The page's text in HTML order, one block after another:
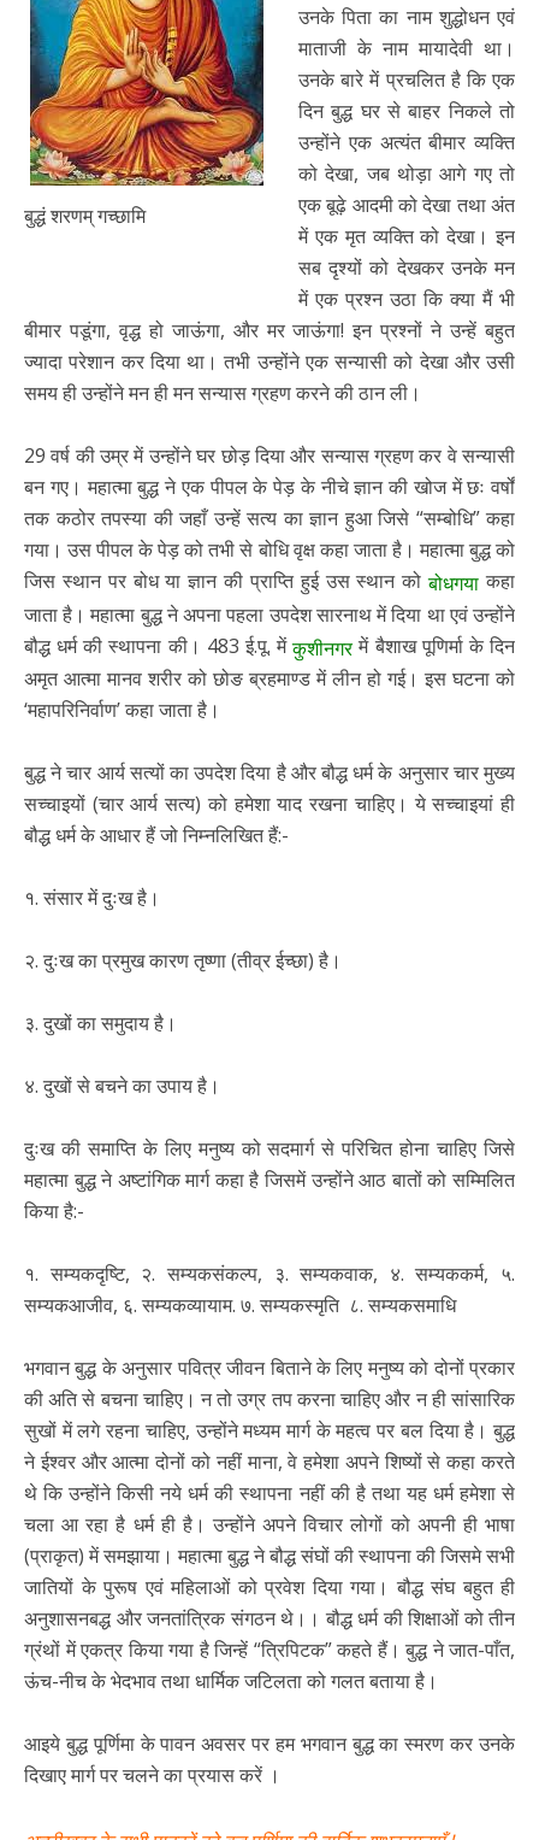
बुद्धं शरणम् गच्छामि
उनके पिता का नाम शुद्धोधन एवं
माताजी के नाम मायादेवी था।
उनके बारे में प्रचलित है कि एक
दिन बुद्ध घर से बाहर निकले तो
उन्होंने एक अत्यंत बीमार व्यक्ति
को देखा, जब थोड़ा आगे गए तो
एक बूढ़े आदमी को देखा तथा अंत
में एक मृत व्यक्ति को देखा। इन
सब दृश्यों को देखकर उनके मन
में एक प्रश्न उठा कि क्या मैं भी
बीमार पडूंगा, वृद्ध हो जाऊंगा, और मर जाऊंगा! इन प्रश्नों ने उन्हें बहुत
ज्यादा परेशान कर दिया था। तभी उन्होंने एक सन्यासी को देखा और उसी
समय ही उन्होंने मन ही मन सन्यास ग्रहण करने की ठान ली।
29 वर्ष की उम्र में उन्होंने घर छोड़ दिया और सन्यास ग्रहण कर वे सन्यासी
बन गए। महात्मा बुद्ध ने एक पीपल के पेड़ के नीचे ज्ञान की खोज में छः वर्षों
तक कठोर तपस्या की जहाँ उन्हें सत्य का ज्ञान हुआ जिसे “सम्बोधि” कहा
गया। उस पीपल के पेड़ को तभी से बोधि वृक्ष कहा जाता है। महात्मा बुद्ध को
जिस स्थान पर बोध या ज्ञान की प्राप्ति हुई उस स्थान कोबोधगया कहा
जाता है। महात्मा बुद्ध ने अपना पहला उपदेश सारनाथ में दिया था एवं उन्होंने
बौद्ध धर्म की स्थापना की। 483 ई.पू. मेंकुशीनगरमें बैशाख पूणिर्मा के दिन
अमृत आत्मा मानव शरीर को छोङ ब्रहमाण्ड में लीन हो गई। इस घटना को
‘महापरिनिर्वाण’ कहा जाता है।
बुद्ध ने चार आर्य सत्यों का उपदेश दिया है और बौद्ध धर्म के अनुसार चार मुख्य
सच्चाइयों (चार आर्य सत्य) को हमेशा याद रखना चाहिए। ये सच्चाइयां ही
बौद्ध धर्म के आधार हैं जो निम्नलिखित हैं:-
१. संसार में दुःख है।
२. दुःख का प्रमुख कारण तृष्णा (तीव्र ईच्छा) है।
३. दुखों का समुदाय है।
४. दुखों से बचने का उपाय है।
दुःख की समाप्ति के लिए मनुष्य को सदमार्ग से परिचित होना चाहिए जिसे
महात्मा बुद्ध ने अष्टांगिक मार्ग कहा है जिसमें उन्होंने आठ बातों को सम्मिलित
किया है:-
१. सम्यकदृष्टि, २. सम्यकसंकल्प, ३. सम्यकवाक, ४. सम्यककर्म, ५.
सम्यकआजीव, ६. सम्यकव्यायाम. ७. सम्यकस्मृति ८. सम्यकसमाधि
भगवान बुद्ध के अनुसार पवित्र जीवन बिताने के लिए मनुष्य को दोनों प्रकार
की अति से बचना चाहिए। न तो उग्र तप करना चाहिए और न ही सांसारिक
सुखों में लगे रहना चाहिए, उन्होंने मध्यम मार्ग के महत्व पर बल दिया है। बुद्ध
ने ईश्वर और आत्मा दोनों को नहीं माना, वे हमेशा अपने शिष्यों से कहा करते
थे कि उन्होंने किसी नये धर्म की स्थापना नहीं की है तथा यह धर्म हमेशा से
चला आ रहा है धर्म ही है। उन्होंने अपने विचार लोगों को अपनी ही भाषा
(प्राकृत) में समझाया। महात्मा बुद्ध ने बौद्ध संघों की स्थापना की जिसमे सभी
जातियों के पुरूष एवं महिलाओं को प्रवेश दिया गया। बौद्ध संघ बहुत ही
अनुशासनबद्ध और जनतांत्रिक संगठन थे।। बौद्ध धर्म की शिक्षाओं को तीन
ग्रंथों में एकत्र किया गया है जिन्हें “त्रिपिटक” कहते हैं। बुद्ध ने जात-पाँत,
ऊंच-नीच के भेदभाव तथा धार्मिक जटिलता को गलत बताया है।
आइये बुद्ध पूर्णिमा के पावन अवसर पर हम भगवान बुद्ध का स्मरण कर उनके
दिखाए मार्ग पर चलने का प्रयास करें ।